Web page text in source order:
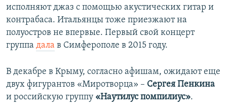
исполняют джаз с помощью акустических гитар и
контрабаса. Итальянцы тоже приезжают на
полуостров не впервые. Первый свой концерт
группа дала в Симферополе в 2015 году.
В декабре в Крыму, согласно афишам, ожидают еще
двух фигурантов «Миротворца» – Сергея Пенкина
и российскую группу «Наутилус помпилиус».